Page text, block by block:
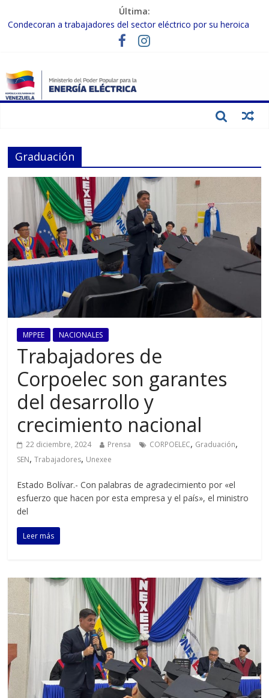
Última:
Condecoran a trabajadores del sector eléctrico por su heroica
labor tras el doble sismo del 24-J
Gobierno Nacional coordina acciones con el sector privado para
Inspeccionan trabajos de rehabilitación en instalaciones del SEN
en Carabobo
Gobierno Nacional activa plan preventivo para fortalecer el SEN
Graduación
MPPEE NACIONALES
Trabajadores de
Corpoelec son garantes
del desarrollo y
crecimiento nacional
22 diciembre, 2024 Prensa CORPOELEC, Graduación,
SEN,Trabajadores, Unexee
Estado Bolívar.- Con palabras de agradecimiento por «el
esfuerzo que hacen por esta empresa y el país», el ministro
del
Leer más